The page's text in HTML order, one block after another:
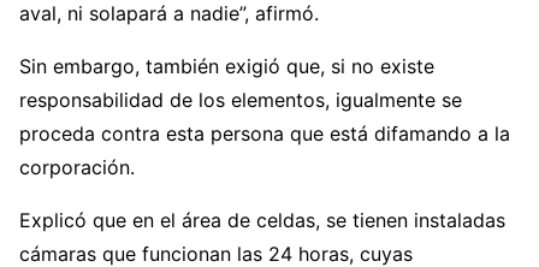
aval, ni solapará a nadie”, afirmó.
Sin embargo, también exigió que, si no existe
responsabilidad de los elementos, igualmente se
proceda contra esta persona que está difamando a la
corporación.
Explicó que en el área de celdas, se tienen instaladas
cámaras que funcionan las 24 horas, cuyas